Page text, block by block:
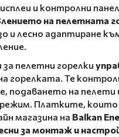
и контролни
на пелетната
и лесно адаптиране
пелетни горелки
горелката. Те
подаването на пелети
Платките, които
магазина на Balkan
за монтаж и